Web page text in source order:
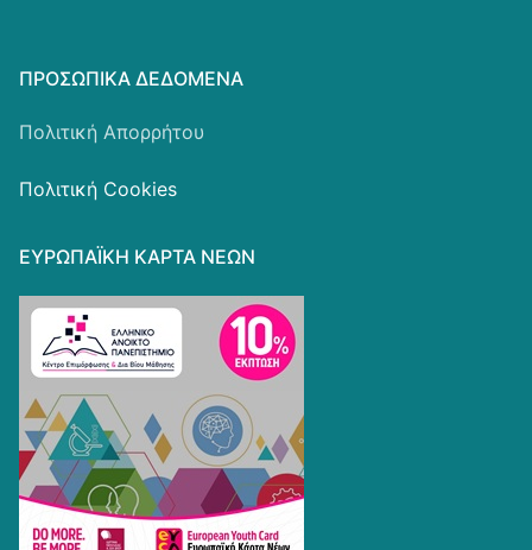
ΠΡΟΣΩΠΙΚΆ ΔΕΔΟΜΈΝΑ
Πολιτική Απορρήτου
Πολιτική Cookies
ΕΥΡΩΠΑΪΚΗ ΚΑΡΤΑ ΝΕΩΝ